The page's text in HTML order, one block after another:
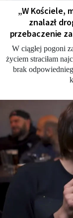
„W Kościele,
znalazł
przebaczenie
W ciągłej pogoni
życiem straciłam
brak